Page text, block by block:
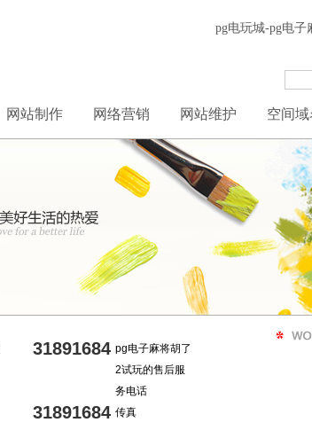
pg电玩城-pg电子
网站制作 网络营销 网站维护 空间域
31891684 pg电子麻将胡了
2试玩的售后服
务电话
31891684 传真